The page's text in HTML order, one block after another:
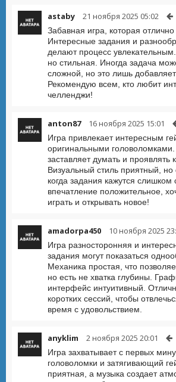
astaby 21 ноября 2025 05:02
Забавная игра, которая отлично
Интересные задания и
делают процесс
но стильная. Иногда задача
сложной, но это лишь добавляет
Рекомендую всем, кто любит
челленджи!
anton87 16 ноября 2025 15:01
Игра привлекает интересным
оригинальными
заставляет думать и проявлять
Визуальный стиль приятный, но
когда задания кажутся
впечатление положительное,
играть и открывать новое!
amadorpa450 10 ноября 2025
Игра разносторонняя и
задания могут показаться
Механика простая, что
но есть не хватка глубины.
интерфейс интуитивный.
коротких сессий, чтобы
время с удовольствием.
anyklim 2 ноября 2025 20:01
Игра захватывает с первых
головоломки и затягивающий
приятная, а музыка создает